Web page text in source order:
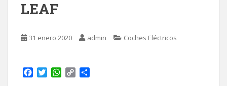
LEAF
31 enero 2020 admin Coches Eléctricos
W